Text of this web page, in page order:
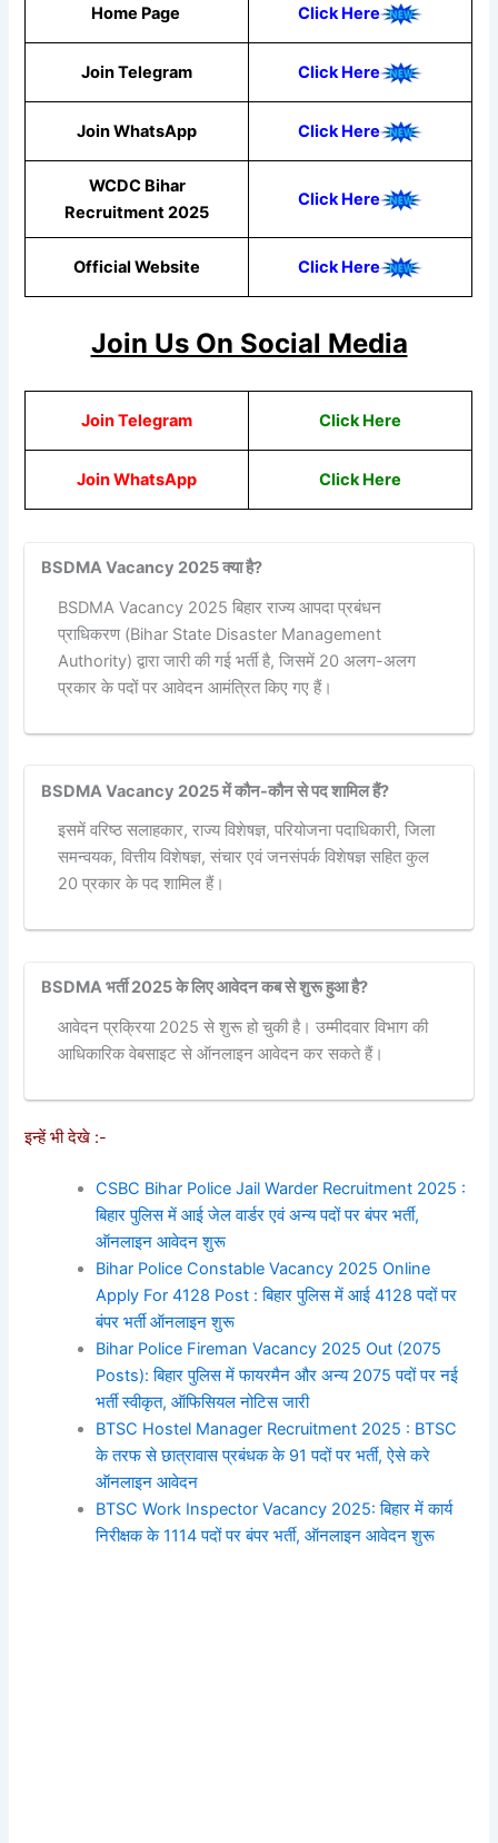
Home Page Click Here
Join Telegram Click Here
Join WhatsApp ClickHere
WCDC Bihar
Recruitment 2025
Click Here
Official Website Click Here
Join Us On Social Media
Join Telegram Click Here
Join WhatsApp ClickHere
BSDMA Vacancy 2025 क्या है?
BSDMA Vacancy 2025 बिहार राज्य आपदा प्रबंधन
प्राधिकरण (Bihar State Disaster Management
Authority) द्वारा जारी की गई भर्ती है, जिसमें 20 अलग-अलग
प्रकार के पदों पर आवेदन आमंत्रित किए गए हैं।
BSDMA Vacancy 2025 में कौन-कौन से पद शामिल हैं?
इसमें वरिष्ठ सलाहकार, राज्य विशेषज्ञ, परियोजना पदाधिकारी, जिला
समन्वयक, वित्तीय विशेषज्ञ, संचार एवं जनसंपर्क विशेषज्ञ सहित कुल
20 प्रकार के पद शामिल हैं।
BSDMA भर्ती 2025 के लिए आवेदन कब से शुरू हुआ है?
आवेदन प्रक्रिया 2025 से शुरू हो चुकी है। उम्मीदवार विभाग की
आधिकारिक वेबसाइट से ऑनलाइन आवेदन कर सकते हैं।
इन्हें भी देखे :-
CSBC Bihar Police Jail Warder Recruitment 2025 :
बिहार पुलिस में आई जेल वार्डर एवं अन्य पदों पर बंपर भर्ती,
ऑनलाइन आवेदन शुरू
Bihar Police Constable Vacancy 2025 Online
Apply For 4128 Post : बिहार पुलिस में आई 4128 पदों पर
बंपर भर्ती ऑनलाइन शुरू
Bihar Police Fireman Vacancy 2025 Out (2075
Posts): बिहार पुलिस में फायरमैन और अन्य 2075 पदों पर नई
भर्ती स्वीकृत, ऑफिसियल नोटिस जारी
BTSC Hostel Manager Recruitment 2025 : BTSC
के तरफ से छात्रावास प्रबंधक के 91 पदों पर भर्ती, ऐसे करे
ऑनलाइन आवेदन
BTSC Work Inspector Vacancy 2025: बिहार में कार्य
निरीक्षक के 1114 पदों पर बंपर भर्ती, ऑनलाइन आवेदन शुरू